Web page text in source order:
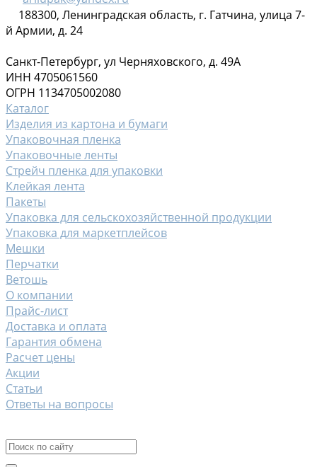
188300, Ленинградская область, г. Гатчина, улица 7-
й Армии, д. 24
Санкт-Петербург, ул Черняховского, д. 49А
ИНН 4705061560
ОГРН 1134705002080
Каталог
Изделия из картона и бумаги
Упаковочная пленка
Упаковочные ленты
Стрейч пленка для упаковки
Клейкая лента
Пакеты
Упаковка для сельскохозяйственной продукции
Упаковка для маркетплейсов
Мешки
Перчатки
Ветошь
О компании
Прайс-лист
Доставка и оплата
Гарантия обмена
Расчет цены
Акции
Статьи
Ответы на вопросы